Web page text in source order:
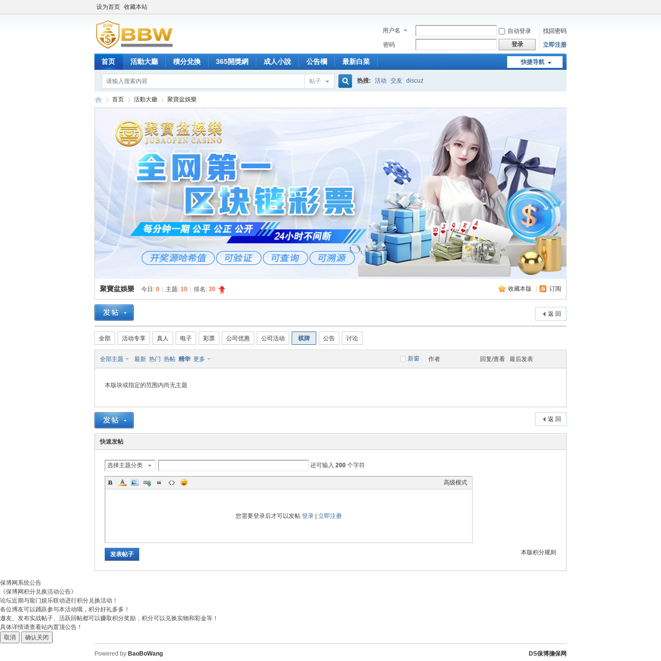
设为首页 收藏本站
用户名 自动登录
找回密码
密码
登录 立即注册
快捷导航
首页 活動大廳 積分兌換 365開獎網 成人小說 公告欄 最新白菜
帖子 热搜: 活动 交友 discuz
博
网
首页
›
活動大廳
›
聚寶盆娛樂
收藏本版 订阅
聚寶盆娛樂 今日: 0 主题: 10 排名: 30
返 回
全部 活动专享 真人 电子 彩票 公司优惠 公司活动 棋牌 公告 讨论
新窗
全部主题 最新 热门 热帖 精华 更多 作者 回复/查看 最后发表
本版块或指定的范围内尚无主题
返 回
快速发帖
选择主题分类 还可输入 200 个字符
高级模式
您需要登录后才可以发帖 登录 立即注册
本版积分规则
发表帖子
保博网系统公告
《保博网积分兑换活动公告》
论坛近期与龍门娱乐联动进行积分兑换活动！
各位博友可以踊跃参与本活动哦，积分好礼多多！
邀友、发布实战帖子、活跃回帖都可以赚取积分奖励，积分可以兑换实物和彩金等！
具体详情请查看站内置顶公告！
取消
确认关闭
DS保博擔保网
Powered by BaoBoWang